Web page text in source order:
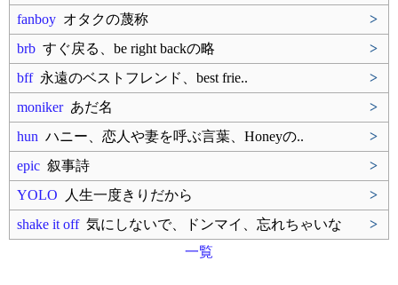
fanboy オタクの蔑称
>
brb すぐ戻る、be right backの略
>
bff永遠のベストフレンド、best frie..
>
monikerあだ名
>
hun ハニー、恋人や妻を呼ぶ言葉、Honeyの..
>
epic 叙事詩
>
YOLO 人生一度きりだから
>
shake it off気にしないで、ドンマイ、忘れちゃいな
>
一覧